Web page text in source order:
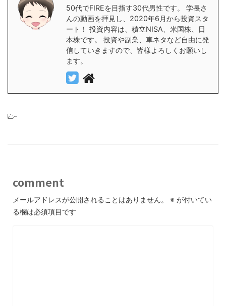
50代でFIREを目指す30代男性です。 学長さ
んの動画を拝見し、2020年6月から投資スタ
ート！ 投資内容は、積立NISA、米国株、日
本株です。 投資や副業、車ネタなど自由に発
信していきますので、皆様よろしくお願いし
ます。
-
comment
メールアドレスが公開されることはありません。 ※ が付いてい
る欄は必須項目です